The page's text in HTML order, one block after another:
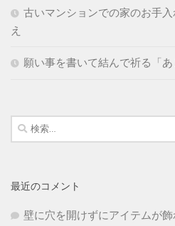
古いマンションでの家のお手
え
願い事を書いて結んで祈る「
検
索:
最近のコメント
壁に穴を開けずにアイテムが